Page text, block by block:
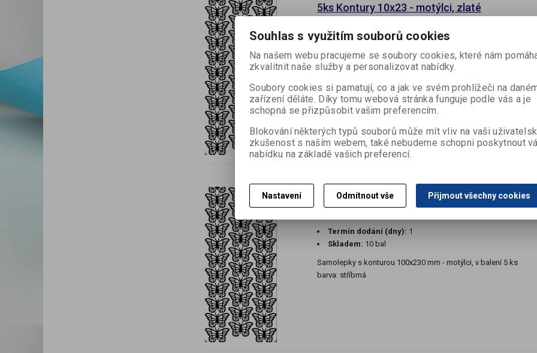
5ks Kontury 10x23 - motýlci, zlaté
Termín dodání (dny):
Skladem:6 bal
Samolepky s konturou 100x230 mm - motýlci, v balení 5 ks
barva: zlatá
5ks Kontury 10x23 - motýlci, stříbrné
Termín dodání (dny): 1
Skladem: 10 bal
Samolepky s konturou 100x230 mm - motýlci, v balení 5 ks
barva: stříbrná
Souhlas s využitím souborů cookies
Na našem webu pracujeme se soubory cookies, které nám
zkvalitnit naše služby a personalizovat nabídky.
Soubory cookies si pamatují, co a jak ve svém prohlížeči na
zařízení děláte. Díky tomu webová stránka funguje podle vás a je
schopná se přizpůsobit vašim preferencím.
Blokování některých typů souborů může mít vliv na vaši
zkušenost s naším webem, také nebudeme schopni poskytnout
nabídku na základě vašich preferencí.
Nastavení Odmítnout vše Přijmout všechny cookies